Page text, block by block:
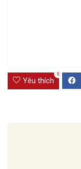
Yêu thích
0